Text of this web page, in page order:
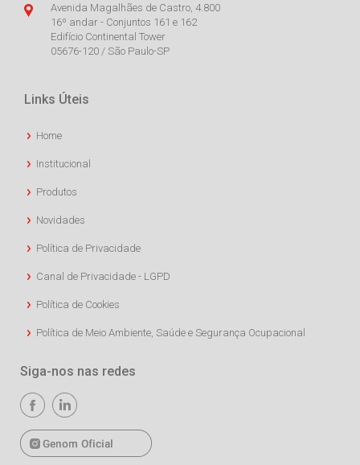
Avenida Magalhães de Castro, 4.800
16º andar - Conjuntos 161 e 162
Edifício Continental Tower
05676-120 / São Paulo-SP
Links Úteis
Home
Institucional
Produtos
Novidades
Política de Privacidade
Canal de Privacidade - LGPD
Política de Cookies
Política de Meio Ambiente, Saúde e Segurança Ocupacional
Siga-nos nas redes